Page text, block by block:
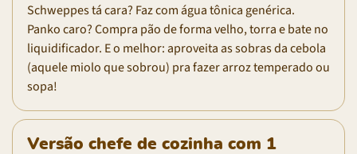
Schweppes tá cara? Faz com água tônica genérica.
Panko caro? Compra pão de forma velho, torra e bate no
liquidificador. E o melhor: aproveita as sobras da cebola
(aquele miolo que sobrou) pra fazer arroz temperado ou
sopa!
Versão chefe de cozinha com 1